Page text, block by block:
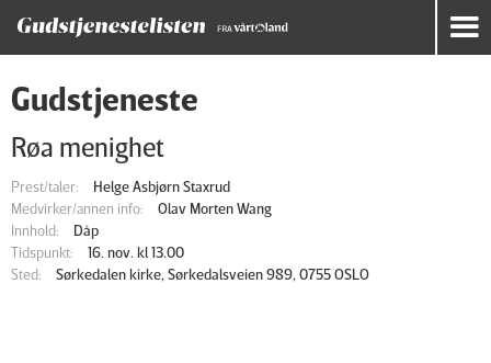
Gudstjeneste
Røa menighet
Prest/taler:
Helge Asbjørn Staxrud
Medvirker/annen info:
Olav Morten Wang
Innhold:
Dåp
Tidspunkt:
16. nov. kl 13.00
Sted:
Sørkedalen kirke, Sørkedalsveien 989, 0755 OSLO